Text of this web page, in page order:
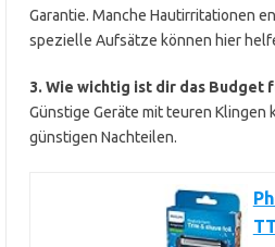
Garantie. Manche Hautirritationen
spezielle Aufsätze können hier
3. Wie wichtig ist dir das Budget
Günstige Geräte mit teuren
günstigen Nachteilen.